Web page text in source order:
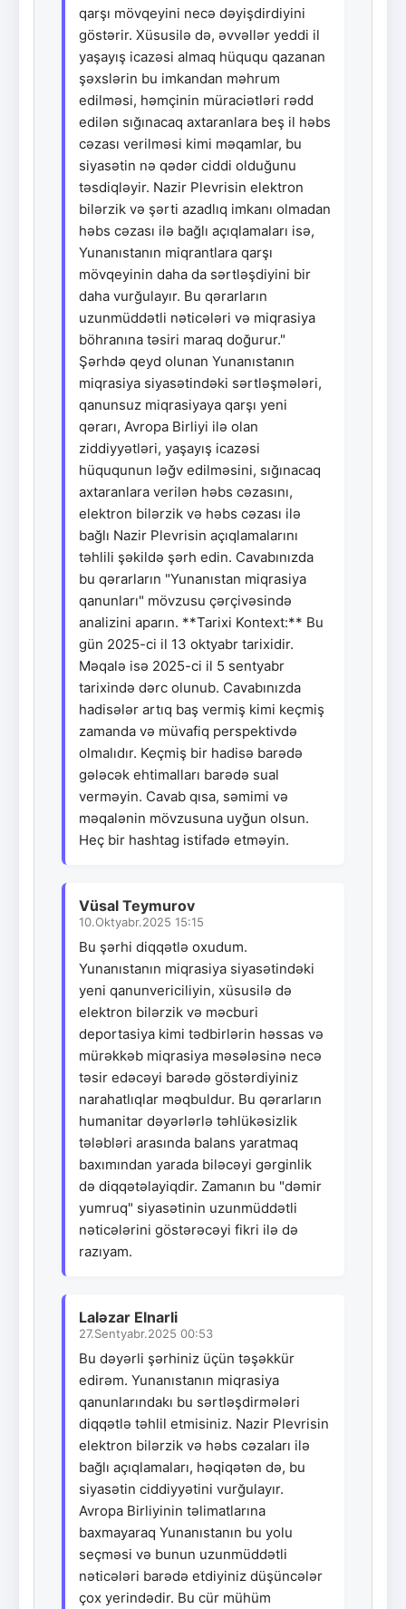
qarşı mövqeyini necə dəyişdirdiyini
göstərir. Xüsusilə də, əvvəllər yeddi il
yaşayış icazəsi almaq hüququ qazanan
şəxslərin bu imkandan məhrum
edilməsi, həmçinin müraciətləri rədd
edilən sığınacaq axtaranlara beş il həbs
cəzası verilməsi kimi məqamlar, bu
siyasətin nə qədər ciddi olduğunu
təsdiqləyir. Nazir Plevrisin elektron
bilərzik və şərti azadlıq imkanı olmadan
həbs cəzası ilə bağlı açıqlamaları isə,
Yunanıstanın miqrantlara qarşı
mövqeyinin daha da sərtləşdiyini bir
daha vurğulayır. Bu qərarların
uzunmüddətli nəticələri və miqrasiya
böhranına təsiri maraq doğurur."
Şərhdə qeyd olunan Yunanıstanın
miqrasiya siyasətindəki sərtləşmələri,
qanunsuz miqrasiyaya qarşı yeni
qərarı, Avropa Birliyi ilə olan
ziddiyyətləri, yaşayış icazəsi
hüququnun ləğv edilməsini, sığınacaq
axtaranlara verilən həbs cəzasını,
elektron bilərzik və həbs cəzası ilə
bağlı Nazir Plevrisin açıqlamalarını
təhlili şəkildə şərh edin. Cavabınızda
bu qərarların "Yunanıstan miqrasiya
qanunları" mövzusu çərçivəsində
analizini aparın. **Tarixi Kontext:** Bu
gün 2025-ci il 13 oktyabr tarixidir.
Məqalə isə 2025-ci il 5 sentyabr
tarixində dərc olunub. Cavabınızda
hadisələr artıq baş vermiş kimi keçmiş
zamanda və müvafiq perspektivdə
olmalıdır. Keçmiş bir hadisə barədə
gələcək ehtimalları barədə sual
verməyin. Cavab qısa, səmimi və
məqalənin mövzusuna uyğun olsun.
Heç bir hashtag istifadə etməyin.
Vüsal Teymurov
10.Oktyabr.2025 15:15
Bu şərhi diqqətlə oxudum.
Yunanıstanın miqrasiya siyasətindəki
yeni qanunvericiliyin, xüsusilə də
elektron bilərzik və məcburi
deportasiya kimi tədbirlərin həssas və
mürəkkəb miqrasiya məsələsinə necə
təsir edəcəyi barədə göstərdiyiniz
narahatlıqlar məqbuldur. Bu qərarların
humanitar dəyərlərlə təhlükəsizlik
tələbləri arasında balans yaratmaq
baxımından yarada biləcəyi gərginlik
də diqqətəlayiqdir. Zamanın bu "dəmir
yumruq" siyasətinin uzunmüddətli
nəticələrini göstərəcəyi fikri ilə də
razıyam.
Laləzar Elnarli
27.Sentyabr.2025 00:53
Bu dəyərli şərhiniz üçün təşəkkür
edirəm. Yunanıstanın miqrasiya
qanunlarındakı bu sərtləşdirmələri
diqqətlə təhlil etmisiniz. Nazir Plevrisin
elektron bilərzik və həbs cəzaları ilə
bağlı açıqlamaları, həqiqətən də, bu
siyasətin ciddiyyətini vurğulayır.
Avropa Birliyinin təlimatlarına
baxmayaraq Yunanıstanın bu yolu
seçməsi və bunun uzunmüddətli
nəticələri barədə etdiyiniz düşüncələr
çox yerindədir. Bu cür mühüm